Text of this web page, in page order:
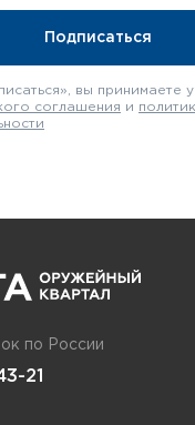
вы принимаете
соглашения и
по России
21